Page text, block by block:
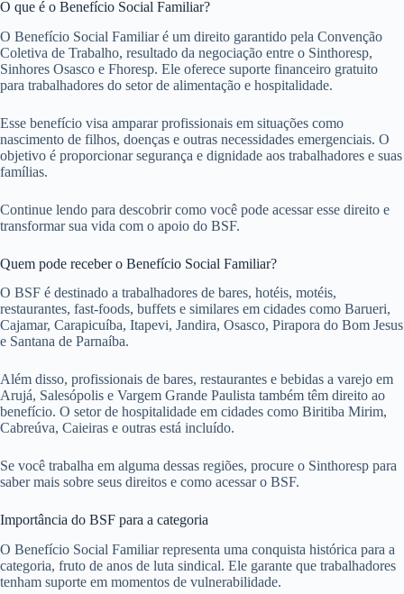
O que é o Benefício Social Familiar?
O Benefício Social Familiar é um direito garantido pela Convenção
Coletiva de Trabalho, resultado da negociação entre o Sinthoresp,
Sinhores Osasco e Fhoresp. Ele oferece suporte financeiro gratuito
para trabalhadores do setor de alimentação e hospitalidade.
Esse benefício visa amparar profissionais em situações como
nascimento de filhos, doenças e outras necessidades emergenciais. O
objetivo é proporcionar segurança e dignidade aos trabalhadores e suas
famílias.
Continue lendo para descobrir como você pode acessar esse direito e
transformar sua vida com o apoio do BSF.
Quem pode receber o Benefício Social Familiar?
O BSF é destinado a trabalhadores de bares, hotéis, motéis,
restaurantes, fast-foods, buffets e similares em cidades como Barueri,
Cajamar, Carapicuíba, Itapevi, Jandira, Osasco, Pirapora do Bom Jesus
e Santana de Parnaíba.
Além disso, profissionais de bares, restaurantes e bebidas a varejo em
Arujá, Salesópolis e Vargem Grande Paulista também têm direito ao
benefício. O setor de hospitalidade em cidades como Biritiba Mirim,
Cabreúva, Caieiras e outras está incluído.
Se você trabalha em alguma dessas regiões, procure o Sinthoresp para
saber mais sobre seus direitos e como acessar o BSF.
Importância do BSF para a categoria
O Benefício Social Familiar representa uma conquista histórica para a
categoria, fruto de anos de luta sindical. Ele garante que trabalhadores
tenham suporte em momentos de vulnerabilidade.